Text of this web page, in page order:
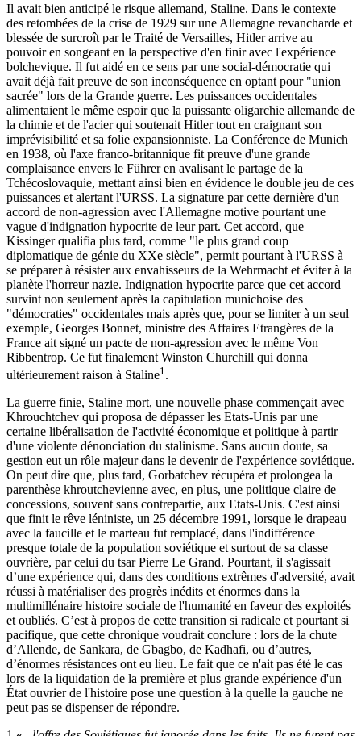
Il avait bien anticipé le risque allemand, Staline. Dans le contexte
des retombées de la crise de 1929 sur une Allemagne revancharde et
blessée de surcroît par le Traité de Versailles, Hitler arrive au
pouvoir en songeant en la perspective d'en finir avec l'expérience
bolchevique. Il fut aidé en ce sens par une social-démocratie qui
avait déjà fait preuve de son inconséquence en optant pour "union
sacrée" lors de la Grande guerre. Les puissances occidentales
alimentaient le même espoir que la puissante oligarchie allemande de
la chimie et de l'acier qui soutenait Hitler tout en craignant son
imprévisibilité et sa folie expansionniste. La Conférence de Munich
en 1938, où l'axe franco-britannique fit preuve d'une grande
complaisance envers le Führer en avalisant le partage de la
Tchécoslovaquie, mettant ainsi bien en évidence le double jeu de ces
puissances et alertant l'URSS. La signature par cette dernière d'un
accord de non-agression avec l'Allemagne motive pourtant une
vague d'indignation hypocrite de leur part. Cet accord, que
Kissinger qualifia plus tard, comme "le plus grand coup
diplomatique de génie du XXe siècle", permit pourtant à l'URSS à
se préparer à résister aux envahisseurs de la Wehrmacht et éviter à la
planète l'horreur nazie. Indignation hypocrite parce que cet accord
survint non seulement après la capitulation munichoise des
"démocraties" occidentales mais après que, pour se limiter à un seul
exemple, Georges Bonnet, ministre des Affaires Etrangères de la
France ait signé un pacte de non-agression avec le même Von
Ribbentrop. Ce fut finalement Winston Churchill qui donna
ultérieurement raison à Staline1 .
La guerre finie, Staline mort, une nouvelle phase commençait avec
Khrouchtchev qui proposa de dépasser les Etats-Unis par une
certaine libéralisation de l'activité économique et politique à partir
d'une violente dénonciation du stalinisme. Sans aucun doute, sa
gestion eut un rôle majeur dans le devenir de l'expérience soviétique.
On peut dire que, plus tard, Gorbatchev récupéra et prolongea la
parenthèse khroutchevienne avec, en plus, une politique claire de
concessions, souvent sans contrepartie, aux Etats-Unis. C'est ainsi
que finit le rêve léniniste, un 25 décembre 1991, lorsque le drapeau
avec la faucille et le marteau fut remplacé, dans l'indifférence
presque totale de la population soviétique et surtout de sa classe
ouvrière, par celui du tsar Pierre Le Grand. Pourtant, il s'agissait
d’une expérience qui, dans des conditions extrêmes d'adversité, avait
réussi à matérialiser des progrès inédits et énormes dans la
multimillénaire histoire sociale de l'humanité en faveur des exploités
et oubliés. C’est à propos de cette transition si radicale et pourtant si
pacifique, que cette chronique voudrait conclure : lors de la chute
d’Allende, de Sankara, de Gbagbo, de Kadhafi, ou d’autres,
d’énormes résistances ont eu lieu. Le fait que ce n'ait pas été le cas
lors de la liquidation de la première et plus grande expérience d'un
État ouvrier de l'histoire pose une question à la quelle la gauche ne
peut pas se dispenser de répondre.